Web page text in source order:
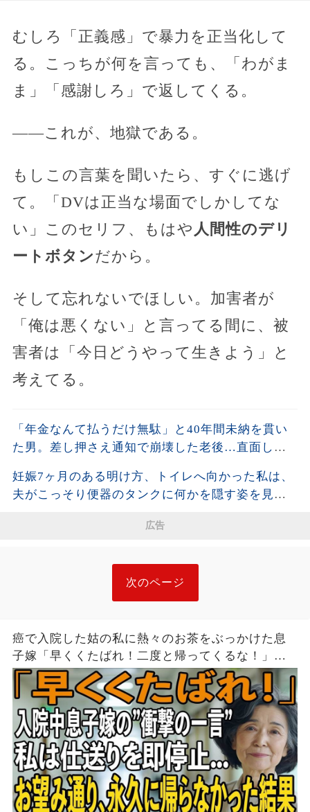
むしろ「正義感」で暴力を正当化して
る。こっちが何を言っても、「わがま
ま」「感謝しろ」で返してくる。
——これが、地獄である。
もしこの言葉を聞いたら、すぐに逃げ
て。「DVは正当な場面でしかしてな
い」このセリフ、もはや 人間性のデリ
ートボタンだから。
そして忘れないでほしい。加害者が
「俺は悪くない」と言ってる間に、被
害者は「今日どうやって生きよう」と
考えてる。
「年金なんて払うだけ無駄」と40年間未納を貫い
た男。差し押さえ通知で崩壊した老後…直面した
妊娠7ヶ月のある明け方、トイレへ向かった私は、
夫がこっそり便器のタンクに何かを隠す姿を見て
は声も出せず凍りついた――
広告
次のページ
癌で入院した姑の私に熱々のお茶をぶっかけた息
子嫁「早くくたばれ！二度と帰ってくるな！」→
お望みどおり私は息子夫婦へ仕送りを停止し、永
久に帰らなかった結果